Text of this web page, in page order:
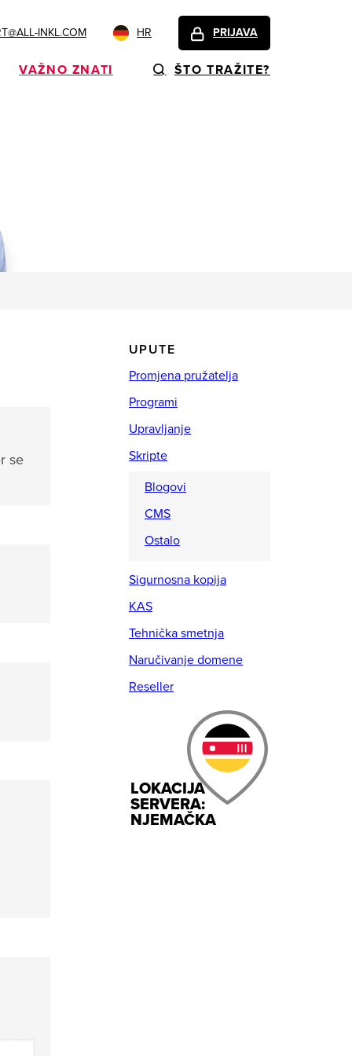
INKL.COM HR PRIJAVA
VAŽNO ZNATI ŠTO TRAŽITE?
se
UPUTE
Promjena pružatelja
Programi
Upravljanje
Skripte
Blogovi
CMS
Ostalo
Sigurnosna kopija
KAS
Tehnička smetnja
Naručivanje domene
Reseller
LOKACIJA
SERVERA:
NJEMAČKA